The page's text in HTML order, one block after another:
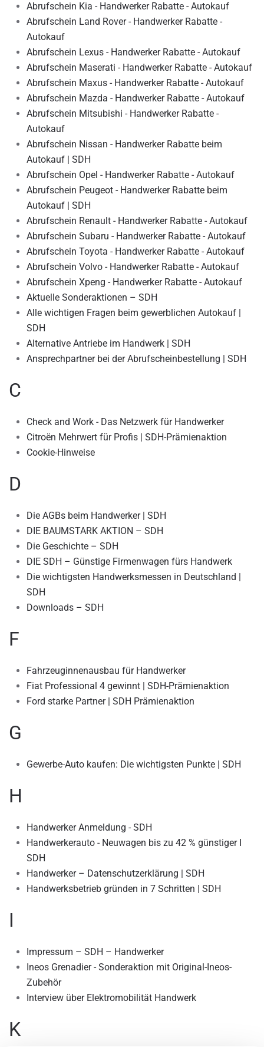
Abrufschein Kia - Handwerker Rabatte - Autokauf
Abrufschein Land Rover - Handwerker Rabatte -
Autokauf
Abrufschein Lexus - Handwerker Rabatte - Autokauf
Abrufschein Maserati - Handwerker Rabatte - Autokauf
Abrufschein Maxus - Handwerker Rabatte - Autokauf
Abrufschein Mazda - Handwerker Rabatte - Autokauf
Abrufschein Mitsubishi - Handwerker Rabatte -
Autokauf
Abrufschein Nissan - Handwerker Rabatte beim
Autokauf | SDH
Abrufschein Opel - Handwerker Rabatte - Autokauf
Abrufschein Peugeot - Handwerker Rabatte beim
Autokauf | SDH
Abrufschein Renault - Handwerker Rabatte - Autokauf
Abrufschein Subaru - Handwerker Rabatte - Autokauf
Abrufschein Toyota - Handwerker Rabatte - Autokauf
Abrufschein Volvo - Handwerker Rabatte - Autokauf
Abrufschein Xpeng - Handwerker Rabatte - Autokauf
Aktuelle Sonderaktionen – SDH
Alle wichtigen Fragen beim gewerblichen Autokauf |
SDH
Alternative Antriebe im Handwerk | SDH
Ansprechpartner bei der Abrufscheinbestellung | SDH
C
Check and Work - Das Netzwerk für Handwerker
Citroën Mehrwert für Profis | SDH-Prämienaktion
Cookie-Hinweise
D
Die AGBs beim Handwerker | SDH
DIE BAUMSTARK AKTION – SDH
Die Geschichte – SDH
DIE SDH – Günstige Firmenwagen fürs Handwerk
Die wichtigsten Handwerksmessen in Deutschland |
SDH
Downloads – SDH
F
Fahrzeuginnenausbau für Handwerker
Fiat Professional 4 gewinnt | SDH-Prämienaktion
Ford starke Partner | SDH Prämienaktion
G
Gewerbe-Auto kaufen: Die wichtigsten Punkte | SDH
H
Handwerker Anmeldung - SDH
Handwerkerauto - Neuwagen bis zu 42 % günstiger I
SDH
Handwerker – Datenschutzerklärung | SDH
Handwerksbetrieb gründen in 7 Schritten | SDH
I
Impressum – SDH – Handwerker
Ineos Grenadier - Sonderaktion mit Original-Ineos-
Zubehör
Interview über Elektromobilität Handwerk
K